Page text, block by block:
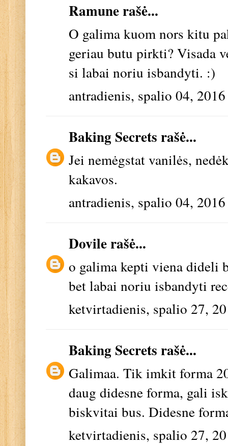
Ramune rašė...
O galima kuom nors kitu
geriau butu pirkti? Visada
si labai noriu isbandyti. :)
antradienis, spalio 04, 2016
Baking Secrets rašė...
Jei nemėgstat vanilės,
kakavos.
antradienis, spalio 04, 2016
Dovilerašė...
o galima kepti viena dideli
bet labai noriu isbandyti
ketvirtadienis, spalio 27,
Baking Secrets rašė...
Galimaa. Tik imkit forma
daug didesne forma, gali
biskvitai bus. Didesne
ketvirtadienis, spalio 27,